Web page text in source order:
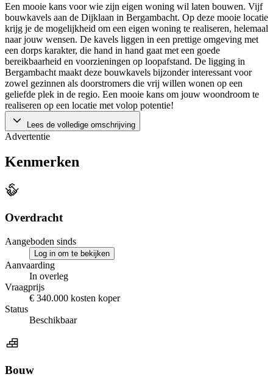
Een mooie kans voor wie zijn eigen woning wil laten bouwen. Vijf
bouwkavels aan de Dijklaan in Bergambacht. Op deze mooie locatie
krijg je de mogelijkheid om een eigen woning te realiseren, helemaal
naar jouw wensen. De kavels liggen in een prettige omgeving met
een dorps karakter, die hand in hand gaat met een goede
bereikbaarheid en voorzieningen op loopafstand. De ligging in
Bergambacht maakt deze bouwkavels bijzonder interessant voor
zowel gezinnen als doorstromers die vrij willen wonen op een
geliefde plek in de regio. Een mooie kans om jouw woondroom te
realiseren op een locatie met volop potentie!
Lees de volledige omschrijving
Advertentie
Kenmerken
Overdracht
Aangeboden sinds
Log in om te bekijken
Aanvaarding
In overleg
Vraagprijs
€ 340.000 kosten koper
Status
Beschikbaar
Bouw